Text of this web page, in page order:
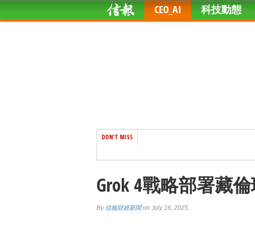
CEO_AI 科技動態
DON'T MISS
Grok 4戰略部署藏
By 信報財經新聞on July 16, 2025